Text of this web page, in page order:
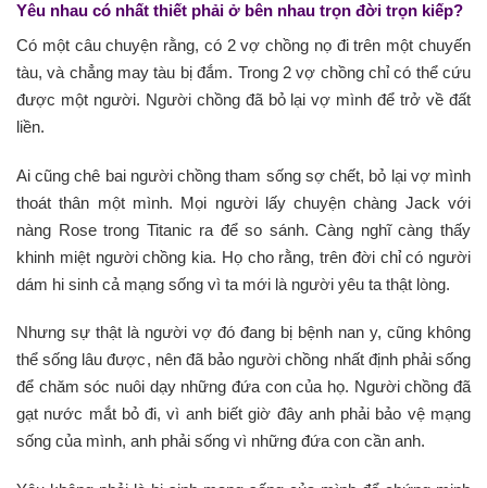
Yêu nhau có nhất thiết phải ở bên nhau trọn đời trọn kiếp?
Có một câu chuyện rằng, có 2 vợ chồng nọ đi trên một chuyến
tàu, và chẳng may tàu bị đắm. Trong 2 vợ chồng chỉ có thể cứu
được một người. Người chồng đã bỏ lại vợ mình để trở về đất
liền.
Ai cũng chê bai người chồng tham sống sợ chết, bỏ lại vợ mình
thoát thân một mình. Mọi người lấy chuyện chàng Jack với
nàng Rose trong Titanic ra để so sánh. Càng nghĩ càng thấy
khinh miệt người chồng kia. Họ cho rằng, trên đời chỉ có người
dám hi sinh cả mạng sống vì ta mới là người yêu ta thật lòng.
Nhưng sự thật là người vợ đó đang bị bệnh nan y, cũng không
thể sống lâu được, nên đã bảo người chồng nhất định phải sống
để chăm sóc nuôi dạy những đứa con của họ. Người chồng đã
gạt nước mắt bỏ đi, vì anh biết giờ đây anh phải bảo vệ mạng
sống của mình, anh phải sống vì những đứa con cần anh.